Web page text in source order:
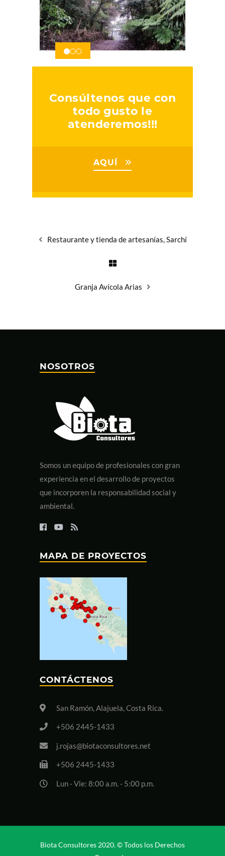
Consúltenos que con
todo gusto le
atenderemos!!!
AQUÍ
Restaurante y tienda de artesanías, Sarchí
Granja Avícola Arias
NOSOTROS
Somos un equipo de profesionales con gran
experiencia en el desarrollo de proyectos
que incorporen la responsabilidad social y
ambiental.
MAPA DE PROYECTOS
CONTÁCTENOS
San Ramón, Alajuela, Costa Rica.
+506 2445-1433
j.rojas@biotaconsultores.net
+506 2445-1433
Lun - Vie: 8:00 a.m. - 5:00 p.m.
Biota Consultores 2020. © Todos los Derechos